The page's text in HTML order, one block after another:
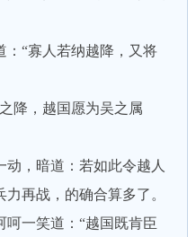
“寡人若纳越降，又将
，越国愿为吴之属
，暗道：若如此令越人
再战，的确合算多了。
呵一笑道：“越国既肯臣